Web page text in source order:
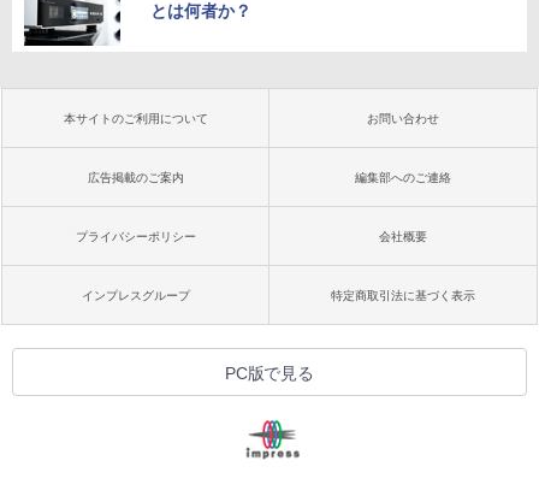
とは何者か？
本サイトのご利用について お問い合わせ
広告掲載のご案内 編集部へのご連絡
プライバシーポリシー 会社概要
インプレスグループ 特定商取引法に基づく表示
PC版で見る